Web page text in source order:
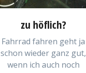
zu höflich?
Fahrrad fahren geht ja
schon wieder ganz gut,
wenn ich auch noch